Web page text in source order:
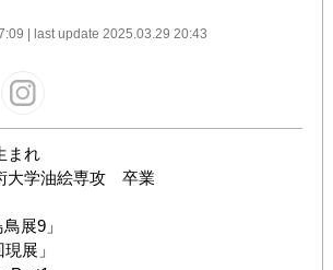
| last update 2025.03.29 20:43
まれ
大学油絵専攻　卒業
展9」
展」